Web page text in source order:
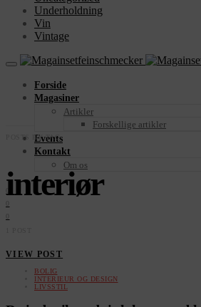
Underholdning
Vin
Vintage
Forside
Magasiner
Artikler
Forskellige artikler
Events
Kontakt
Om os
POSTS BY TAG
interiør
VIEW POST
BOLIG
INTERIEUR OG DESIGN
LIVSSTIL